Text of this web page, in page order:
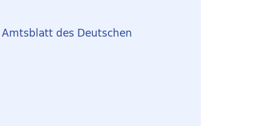
des Deutschen